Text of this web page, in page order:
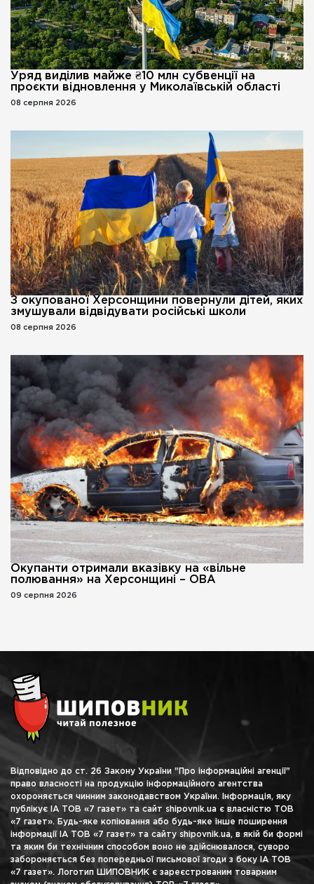
Уряд виділив майже ₴10 млн субвенції на
проєкти відновлення у Миколаївській області
08 серпня 2026
З окупованої Херсонщини повернули дітей, яких
змушували відвідувати російські школи
08 серпня 2026
Окупанти отримали вказівку на «вільне
полювання» на Херсонщині – ОВА
09 серпня 2026
Відповідно до ст. 26 Закону України "Про інформаційні агенції"
право власності на продукцію інформаційного агентства
охороняється чинним законодавством України. Інформація, яку
публікує ІА ТОВ «7 газет» та сайт shipovnik.ua є власністю ТОВ
«7 газет». Будь-яке копіювання або будь-яке інше поширення
інформації ІА ТОВ «7 газет» та сайту shipovnik.ua, в якій би формі
та яким би технічним способом воно не здійснювалося, суворо
забороняється без попередньої письмової згоди з боку ІА ТОВ
«7 газет». Логотип ШИПОВНИК є зареєстрованим товарним